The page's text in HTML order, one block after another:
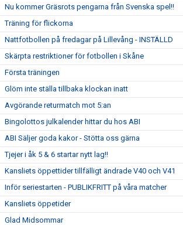
Nu kommer Gräsrots pengarna från Svenska spel!!
Träning för flickorna
Nattfotbollen på fredagar på Lillevång - INSTÄLLD
Skärpta restriktioner för fotbollen i Skåne
Första träningen
Glöm inte ställa tillbaka klockan inatt
Avgörande returmatch mot 5:an
Bingolottos julkalender hittar du hos ABI
ABI Säljer goda kakor - Stötta oss gärna
Tjejer i åk 5 & 6 startar nytt lag!!
Kansliets öppettider tillfälligt ändrade V40 och V41
Inför seriestarten - PUBLIKFRITT på våra matcher
Kansliets öppetider
Glad Midsommar